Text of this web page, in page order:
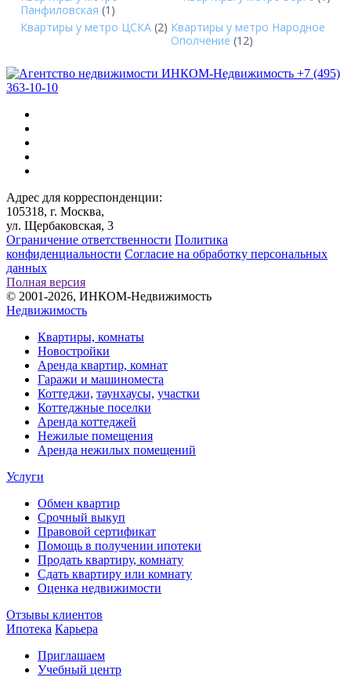
Панфиловская (1)
Квартиры у метро ЦСКА (2) Квартиры у метро Народное
Ополчение (12)
+7 (495)
363-10-10
Адрес для корреспонденции:
105318, г. Москва,
ул. Щербаковская, 3
Ограничение ответственности Политика
конфиденциальности Согласие на обработку персональных
данных
Полная версия
© 2001-2026, ИНКОМ-Недвижимость
Недвижимость
Квартиры, комнаты
Новостройки
Аренда квартир, комнат
Гаражи и машиноместа
Коттеджи, таунхаусы, участки
Коттеджные поселки
Аренда коттеджей
Нежилые помещения
Аренда нежилых помещений
Услуги
Обмен квартир
Срочный выкуп
Правовой сертификат
Помощь в получении ипотеки
Продать квартиру, комнату
Сдать квартиру или комнату
Оценка недвижимости
Отзывы клиентов
Ипотека Карьера
Приглашаем
Учебный центр